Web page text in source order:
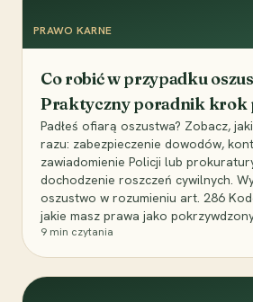
PRAWO KARNE
Co robić w przypadku
Praktyczny poradnik krok
Padłeś ofiarą oszustwa? Zobacz,
razu: zabezpieczenie dowodów,
zawiadomienie Policji lub
dochodzenie roszczeń cywilnych.
oszustwo w rozumieniu art. 286
jakie masz prawa jako
9 min czytania